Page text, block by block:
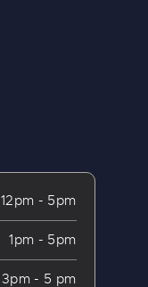
12pm - 5pm
1pm - 5pm
3pm - 5 pm